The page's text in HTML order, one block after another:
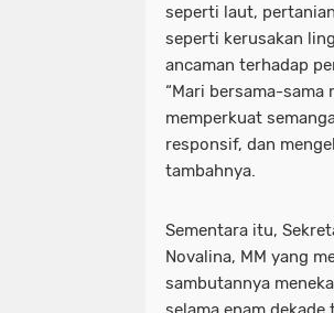
seperti laut,
seperti kerusakan
ancaman terhadap
“Mari bersama-sama
memperkuat
responsif, dan
tambahnya.
Sementara itu,
Novalina, MM yang
sambutannya